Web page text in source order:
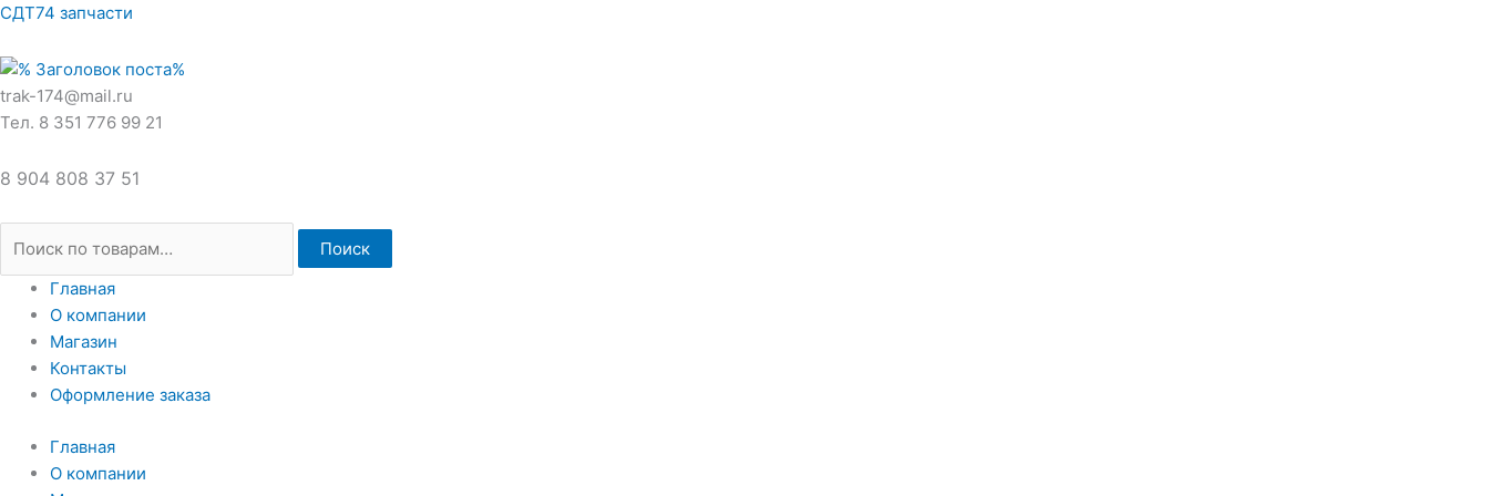
Перейти
содержимому
СДТ74 запчасти
trak-174@mail.ru
Тел. 8 351 776 99 21
8 904 808 37 51
Искать:
Поиск
Главная
О компании
Магазин
Контакты
Оформление заказа
Главная
О компании